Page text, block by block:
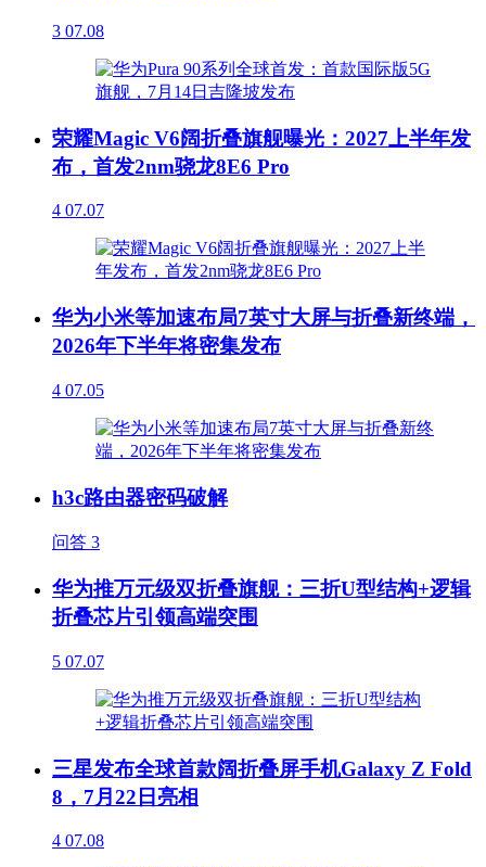
3 07.08
荣耀Magic V6阔折叠旗舰曝光：2027上半年发
布，首发2nm骁龙8E6 Pro
4 07.07
华为小米等加速布局7英寸大屏与折叠新终端，
2026年下半年将密集发布
4 07.05
h3c路由器密码破解
问答 3
华为推万元级双折叠旗舰：三折U型结构+逻辑
折叠芯片引领高端突围
5 07.07
三星发布全球首款阔折叠屏手机Galaxy Z Fold
8，7月22日亮相
4 07.08